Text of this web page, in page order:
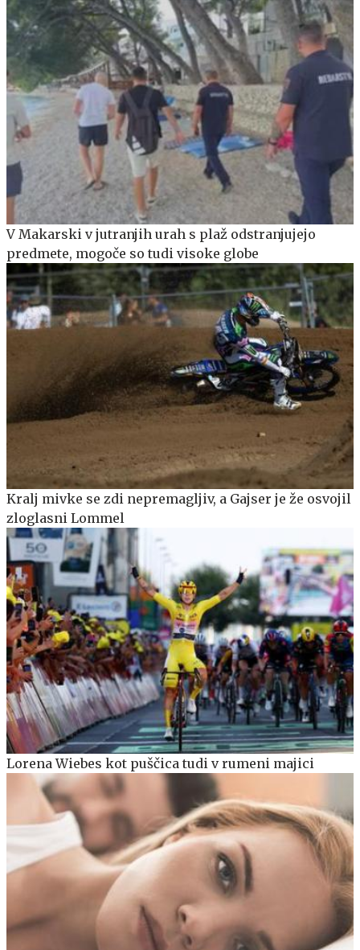
V Makarski v jutranjih urah s plaž odstranjujejo
predmete, mogoče so tudi visoke globe
Kralj mivke se zdi nepremagljiv, a Gajser je že osvojil
zloglasni Lommel
Lorena Wiebes kot puščica tudi v rumeni majici